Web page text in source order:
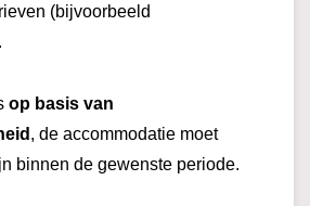
(bijvoorbeeld
op basis van
, de accommodatie moet
binnen de gewenste periode.